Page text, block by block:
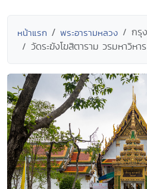
หน้าแรก พระอารามหลวง
กรุ
วัดระฆังโฆสิตาราม วรมหาวิหาร